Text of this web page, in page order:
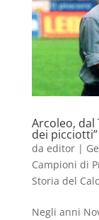
Arcoleo, dal
dei picciotti”
da editor|
Campioni di
Storia del
Negli anni